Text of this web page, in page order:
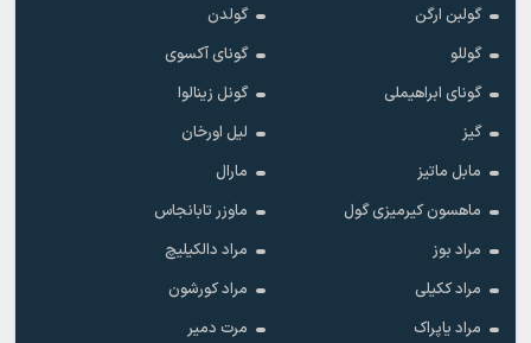
گولبن ارگن
گولدن
گوللو
گونای آکسوی
گونای ابراهیملی
گونل زینالوا
گیز
لیل اورخان
مابل ماتیز
مارال
ماهسون کیرمیزی گول
ماوزر تابانجاس
مراد بوز
مراد دالکیلیچ
مراد ککیلی
مراد کورشون
مراد یاپراک
مرت دمیر